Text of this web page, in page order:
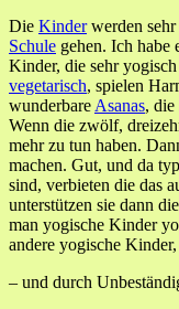
Die Kinderwerden sehr
Schule gehen. Ich habe
Kinder, die sehr
vegetarisch, spielen
wunderbare Asanas, die
Wenn die zwölf,
mehr zu tun haben.
machen. Gut, und da
sind, verbieten die das
unterstützen sie dann
man yogische Kinder
andere yogische
– und durch